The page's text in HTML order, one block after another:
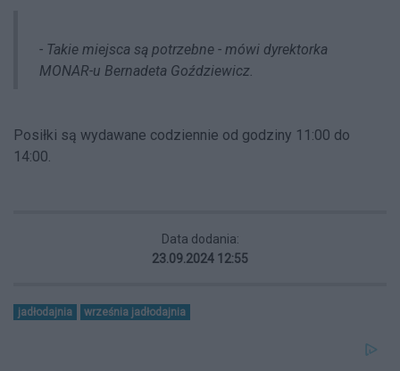
- Takie miejsca są potrzebne - mówi dyrektorka
MONAR-u Bernadeta Goździewicz.
Posiłki są wydawane codziennie od godziny 11:00 do
14:00.
Data dodania:
23.09.2024 12:55
jadłodajnia września jadłodajnia